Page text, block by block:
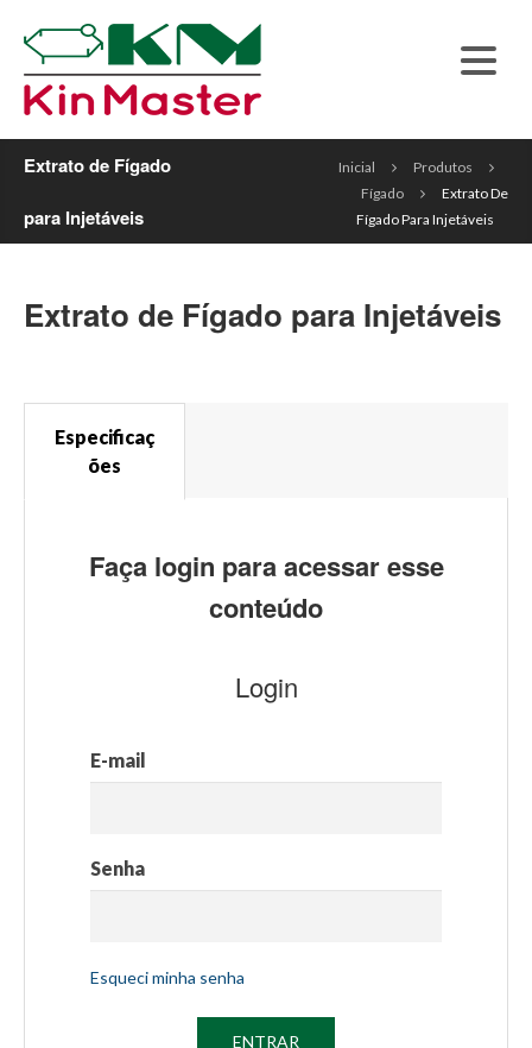
Extrato de Fígado
para Injetáveis
Inicial
Produtos
Fígado
Extrato De
Fígado Para Injetáveis
Extrato de Fígado para Injetáveis
Especificaç
ões
Faça login para acessar esse
conteúdo
Login
E-mail
Senha
Esqueci minha senha